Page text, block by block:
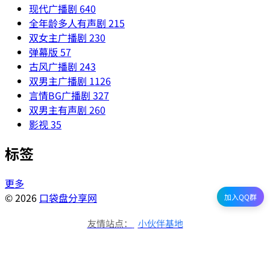
现代广播剧 640
全年龄多人有声剧 215
双女主广播剧 230
弹幕版 57
古风广播剧 243
双男主广播剧 1126
言情BG广播剧 327
双男主有声剧 260
影视35
标签
更多
© 2026 口袋盘分享网 加入QQ群
友情站点： 小伙伴基地